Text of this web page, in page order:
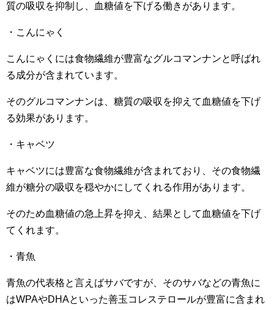
質の吸収を抑制し、血糖値を下げる働きがあります。
・こんにゃく
こんにゃくには食物繊維が豊富なグルコマンナンと呼ばれ
る成分が含まれています。
そのグルコマンナンは、糖質の吸収を抑えて血糖値を下げ
る効果があります。
・キャベツ
キャベツには豊富な食物繊維が含まれており、その食物繊
維が糖分の吸収を穏やかにしてくれる作用があります。
そのため血糖値の急上昇を抑え、結果として血糖値を下げ
てくれます。
・青魚
青魚の代表格と言えばサバですが、そのサバなどの青魚に
はWPAやDHAといった善玉コレステロールが豊富に含まれ